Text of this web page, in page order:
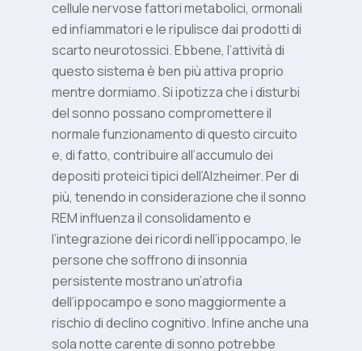
cellule nervose fattori metabolici, ormonali
ed infiammatori e le ripulisce dai prodotti di
scarto neurotossici. Ebbene, l’attività di
questo sistema è ben più attiva proprio
mentre dormiamo. Si ipotizza che i disturbi
del sonno possano compromettere il
normale funzionamento di questo circuito
e, di fatto, contribuire all’accumulo dei
depositi proteici tipici dell’Alzheimer. Per di
più, tenendo in considerazione che il sonno
REM influenza il consolidamento e
l’integrazione dei ricordi nell’ippocampo, le
persone che soffrono di insonnia
persistente mostrano un’atrofia
dell’ippocampo e sono maggiormente a
rischio di declino cognitivo. Infine anche una
sola notte carente di sonno potrebbe